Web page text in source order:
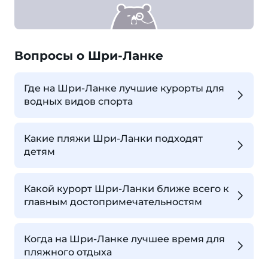
Вопросы о Шри-Ланке
Где на Шри-Ланке лучшие курорты для
водных видов спорта
Какие пляжи Шри-Ланки подходят
детям
Какой курорт Шри-Ланки ближе всего к
главным достопримечательностям
Когда на Шри-Ланке лучшее время для
пляжного отдыха